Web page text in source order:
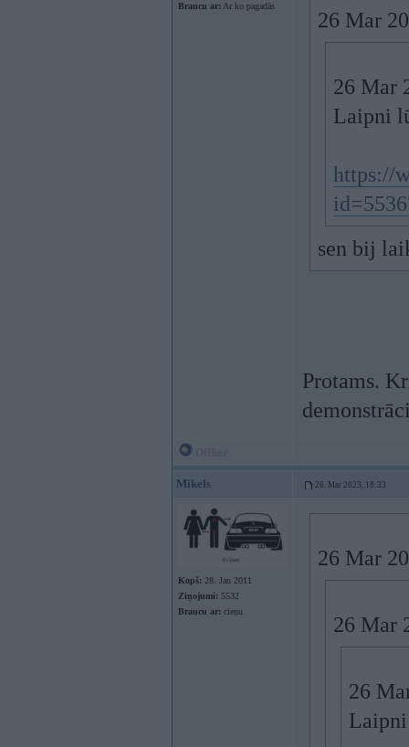
Braucu ar: Ar ko pagadās
26 Mar
26 Mar
Laipni
https://
sen bij
Protams.
Mikels 26. Mar 2023, 18:33
Kopš: 28. Jan 2011
Ziņojumi: 5532
Braucu ar: cieņu
26 Mar
26 Mar
26